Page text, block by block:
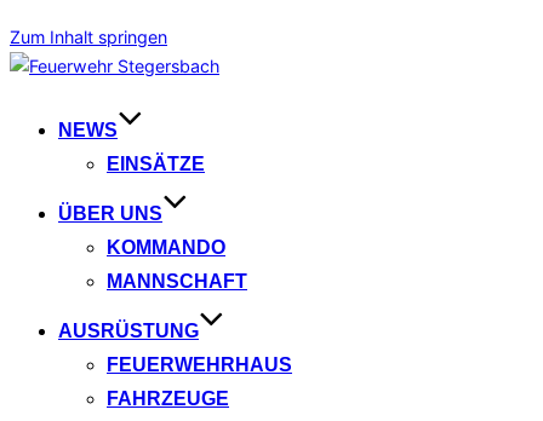
Zum Inhalt springen
NEWS
EINSÄTZE
ÜBER UNS
KOMMANDO
MANNSCHAFT
AUSRÜSTUNG
FEUERWEHRHAUS
FAHRZEUGE